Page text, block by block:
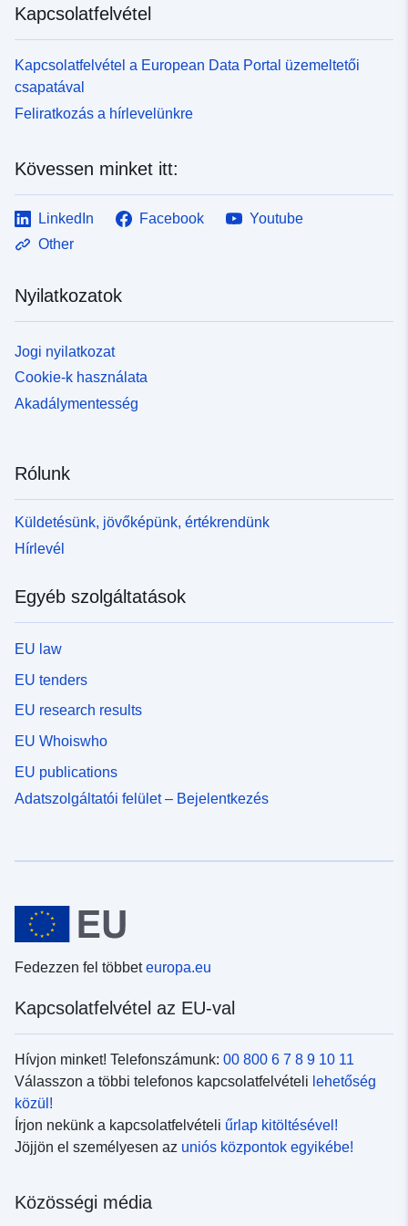
Kapcsolatfelvétel
Kapcsolatfelvétel a European Data Portal üzemeltetői
csapatával
Feliratkozás a hírlevelünkre
Kövessen minket itt:
LinkedIn Facebook
Youtube
Other
Nyilatkozatok
Jogi nyilatkozat
Cookie-k használata
Akadálymentesség
Rólunk
Küldetésünk, jövőképünk, értékrendünk
Hírlevél
Egyéb szolgáltatások
EU law
EU tenders
EU research results
EU Whoiswho
EU publications
Adatszolgáltatói felület – Bejelentkezés
Fedezzen fel többeteuropa.eu
Kapcsolatfelvétel az EU-val
Hívjon minket! Telefonszámunk: 00 800 6 7 8 9 10 11
Válasszon a többi telefonos kapcsolatfelvételi lehetőség
közül!
Írjon nekünk a kapcsolatfelvételi űrlap kitöltésével!
Jöjjön el személyesen az uniós központok egyikébe!
Közösségi média